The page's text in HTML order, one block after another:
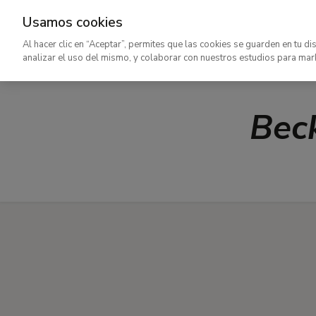
contenido
Usamos cookies
Al hacer clic en “Aceptar”, permites que las cookies se guarden en tu
analizar el uso del mismo, y colaborar con nuestros estudios para